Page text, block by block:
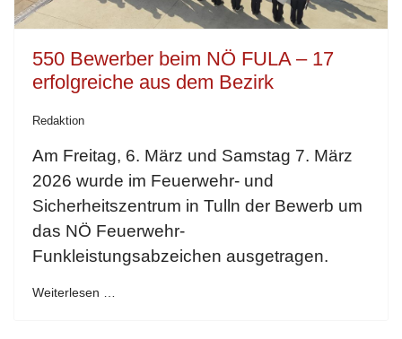
550 Bewerber beim NÖ FULA – 17
erfolgreiche aus dem Bezirk
Redaktion
Am Freitag, 6. März und Samstag 7. März
2026 wurde im Feuerwehr- und
Sicherheitszentrum in Tulln der Bewerb um
das NÖ Feuerwehr-
Funkleistungsabzeichen ausgetragen.
Weiterlesen …